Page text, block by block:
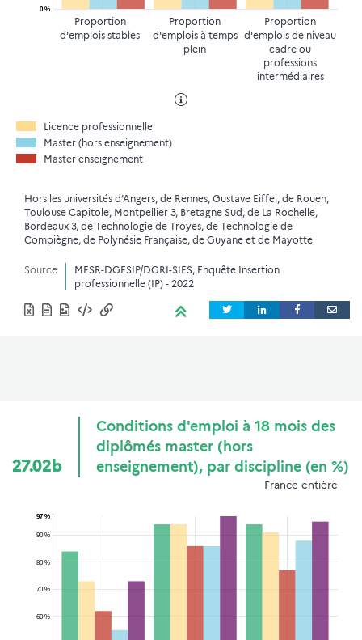
0 %
Proportion
d'emplois stables
Proportion
d'emplois à temps
plein
Proportion
d'emplois de niveau
cadre ou
professions
intermédiaires
Licence professionnelle
Master (hors enseignement)
Master enseignement
Hors les universités d’Angers, de Rennes, Gustave Eiffel, de Rouen,
Toulouse Capitole, Montpellier 3, Bretagne Sud, de La Rochelle,
Bordeaux 3, de Technologie de Troyes, de Technologie de
Compiègne, de Polynésie Française, de Guyane et de Mayotte
Source
MESR-DGESIP/DGRI-SIES, Enquête Insertion
professionnelle (IP) - 2022
27.02b
Conditions d'emploi à 18 mois des
diplômés master (hors
enseignement), par discipline (en %)
France entière
60 %
70 %
80 %
90 %
97 %